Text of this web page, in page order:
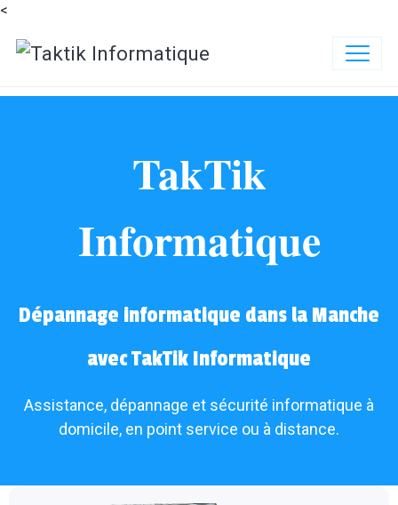
<
TakTik
Informatique
Dépannage informatique dans la Manche
avec TakTik Informatique
Assistance, dépannage et sécurité informatique à
domicile, en point service ou à distance.